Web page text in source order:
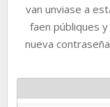
van unviase a
faen públiques
nueva